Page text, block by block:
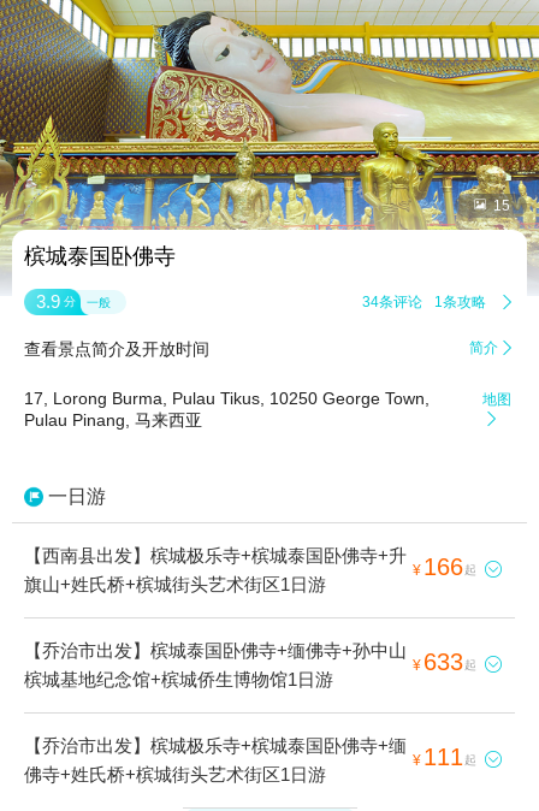
 15
槟城泰国卧佛寺
3.9 分 一般 34条评论 1条攻略 
查看景点简介及开放时间 简介 
17, Lorong Burma, Pulau Tikus, 10250 George Town,
Pulau Pinang, 马来西亚
地图

一日游
【西南县出发】槟城极乐寺+槟城泰国卧佛寺+升
旗山+姓氏桥+槟城街头艺术街区1日游
¥ 166起 
【乔治市出发】槟城泰国卧佛寺+缅佛寺+孙中山
槟城基地纪念馆+槟城侨生博物馆1日游
¥ 633起 
【乔治市出发】槟城极乐寺+槟城泰国卧佛寺+缅
佛寺+姓氏桥+槟城街头艺术街区1日游
¥ 111 起 
